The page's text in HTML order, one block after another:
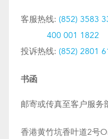
客服热线: (852) 3583
400 001 1822
投诉热线: (852) 2801
书函
邮寄或传真至客户服务
香港黄竹坑香叶道2号